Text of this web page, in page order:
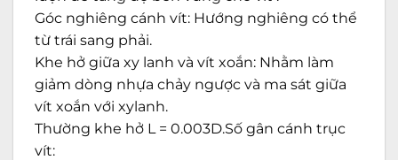
Góc nghiêng cánh vít: Hướng nghiêng có thể
từ trái sang phải.
Khe hở giữa xy lanh và vít xoắn: Nhằm làm
giảm dòng nhựa chảy ngược và ma sát giữa
vít xoắn với xylanh.
Thường khe hở L = 0.003D.Số gân cánh trục
vít: